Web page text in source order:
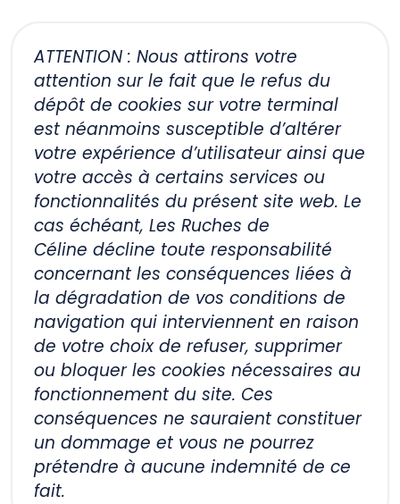
ATTENTION : Nous attirons votre
attention sur le fait que le refus du
dépôt de cookies sur votre terminal
est néanmoins susceptible d’altérer
votre expérience d’utilisateur ainsi que
votre accès à certains services ou
fonctionnalités du présent site web. Le
cas échéant, Les Ruches de
Céline décline toute responsabilité
concernant les conséquences liées à
la dégradation de vos conditions de
navigation qui interviennent en raison
de votre choix de refuser, supprimer
ou bloquer les cookies nécessaires au
fonctionnement du site. Ces
conséquences ne sauraient constituer
un dommage et vous ne pourrez
prétendre à aucune indemnité de ce
fait.